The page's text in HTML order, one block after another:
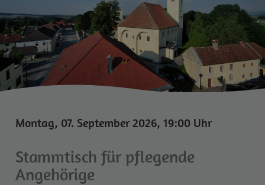
Montag, 07. September 2026, 19:00 Uhr
Stammtisch für pflegende
Angehörige